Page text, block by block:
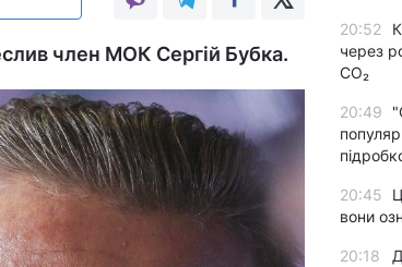
член МОК Сергій Бубка.
20:52
через
CO₂
20:49
20:45
вони
20:18